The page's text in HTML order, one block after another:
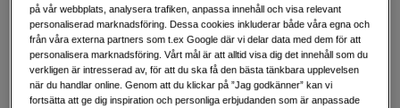
149 SEK
Handla tryggt med delbetalning eller faktura Info
Antal
Lägg i kundvagn
på vår webbplats, analysera trafiken, anpassa innehåll och visa relevant
personaliserad marknadsföring. Dessa cookies inkluderar både våra egna och
från våra externa partners som t.ex Google där vi delar data med dem för att
personalisera marknadsföring. Vårt mål är att alltid visa dig det innehåll som du
verkligen är intresserad av, för att du ska få den bästa tänkbara upplevelsen
när du handlar online. Genom att du klickar på ”Jag godkänner” kan vi
fortsätta att ge dig inspiration och personliga erbjudanden som är anpassade